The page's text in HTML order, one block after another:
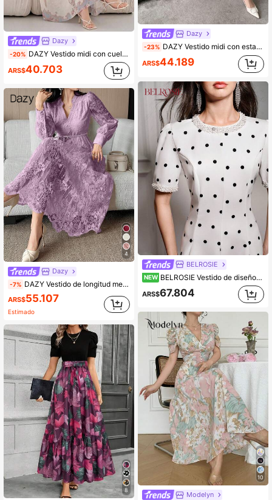
Dazy
-20% DAZY Vestido midi con cuello en V, mangas con volantes y estampado floral elegante para mujer. Vestido de invitada de boda de verano, vestido de playa estilo bohemio para vacaciones
ARS$40.703
4
Dazy
-7% DAZY Vestido de longitud media con cinturón y cuello de encaje elegante para mujer, vestidos de verano para mujer
ARS$55.107
Estimado
8
Dazy
-23% DAZY Vestido midi con estampado floral de estilo bohemio para mujer, vestidos casuales para mujer en Pascua
ARS$44.189
BELROSIE
NEW BELROSIE Vestido de diseño elegante y versátil de estilo francés casual con cuentas pesadas, cuello redondo, cintura ceñida, manga corta, corte A-line ajustado, estampado de lunares blanco y negro, puños con ribete de encaje, escote con detalle de encaje, tela de gasa ligera con caída, base blanca con puntos negros, esquema de color clásico, verano
ARS$67.804
10
Modelyn